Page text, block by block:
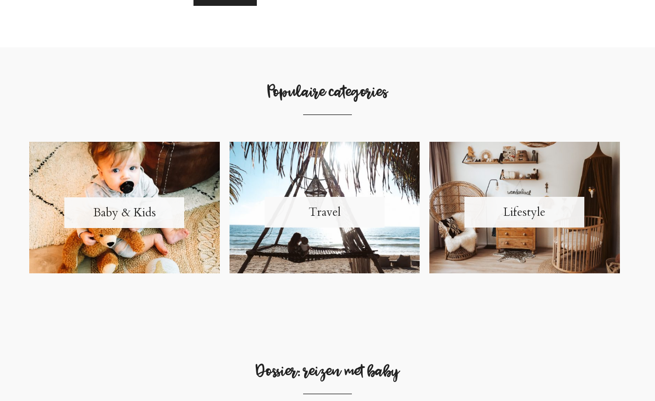
Populaire categories
Baby & Kids Travel Lifestyle
Dossier: reizen met baby